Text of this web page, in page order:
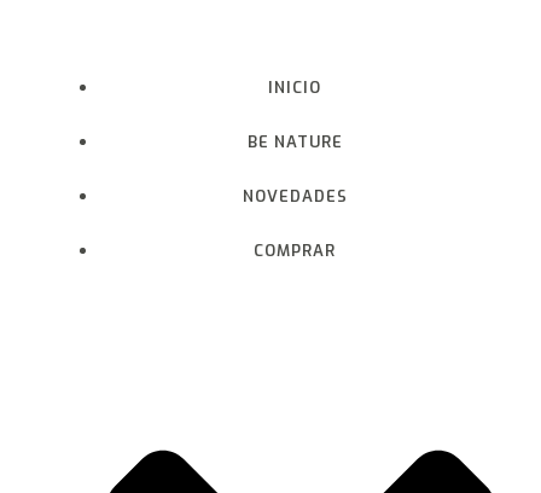
contenido
INICIO
BE NATURE
NOVEDADES
COMPRAR